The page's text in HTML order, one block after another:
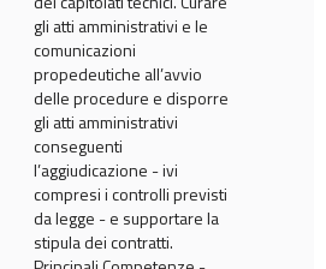
gli atti amministrativi e le
comunicazioni
propedeutiche all’avvio
delle procedure e disporre
gli atti amministrativi
conseguenti
l’aggiudicazione - ivi
compresi i controlli previsti
da legge - e supportare la
stipula dei contratti.